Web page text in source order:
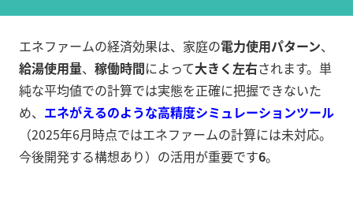
エネファームの経済効果は、家庭の電力使用パターン、
給湯使用量、 稼働時間によって大きく左右されます。単
純な平均値での計算では実態を正確に把握できないた
め、 エネがえるのような高精度シミュレーションツール
（2025年6月時点ではエネファームの計算には未対応。
今後開発する構想あり）の活用が重要です6。